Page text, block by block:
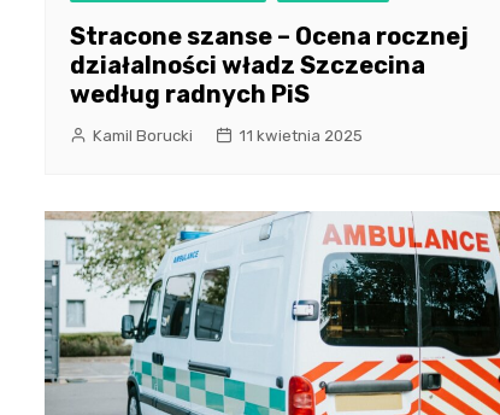
Stracone szanse – Ocena rocznej
działalności władz Szczecina
według radnych PiS
Kamil Borucki 11 kwietnia 2025